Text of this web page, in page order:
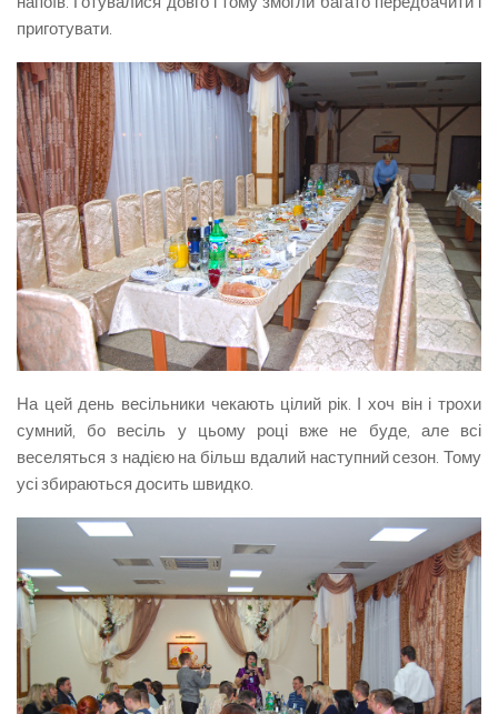
приготувати.
На цей день весільники чекають цілий рік. І хоч він і трохи
сумний, бо весіль у цьому році вже не буде, але всі
веселяться з надією на більш вдалий наступний сезон. Тому
усі збираються досить швидко.